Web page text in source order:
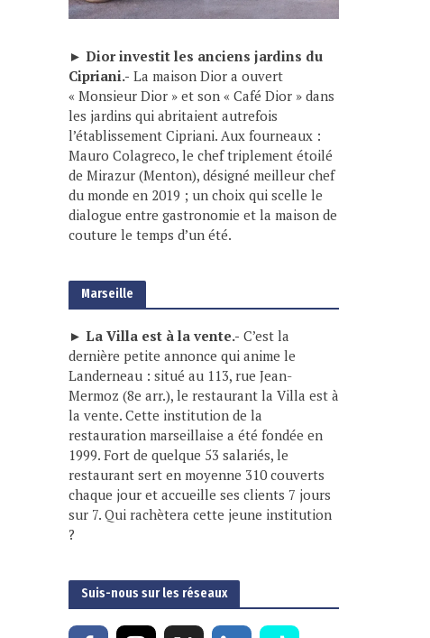
► Dior investit les anciens jardins du
Cipriani.- La maison Dior a ouvert
« Monsieur Dior » et son « Café Dior » dans
les jardins qui abritaient autrefois
l’établissement Cipriani. Aux fourneaux :
Mauro Colagreco, le chef triplement étoilé
de Mirazur (Menton), désigné meilleur chef
du monde en 2019 ; un choix qui scelle le
dialogue entre gastronomie et la maison de
couture le temps d’un été.
Marseille
► La Villa est à la vente.- C’est la
dernière petite annonce qui anime le
Landerneau : situé au 113, rue Jean-
Mermoz (8e arr.), le restaurant la Villa est à
la vente. Cette institution de la
restauration marseillaise a été fondée en
1999. Fort de quelque 53 salariés, le
restaurant sert en moyenne 310 couverts
chaque jour et accueille ses clients 7 jours
sur 7. Qui rachètera cette jeune institution
?
Suis-nous sur les réseaux